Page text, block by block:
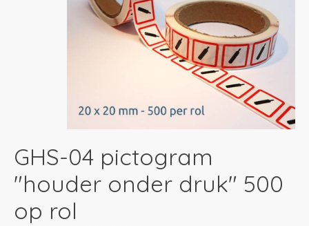
GHS-04 pictogram
"houder onder druk" 500
op rol